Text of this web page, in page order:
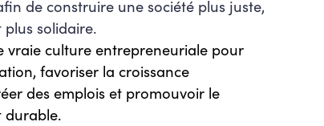
de construire une société plus juste,
plus solidaire.
vraie culture entrepreneuriale pour
favoriser la croissance
des emplois et promouvoir le
durable.